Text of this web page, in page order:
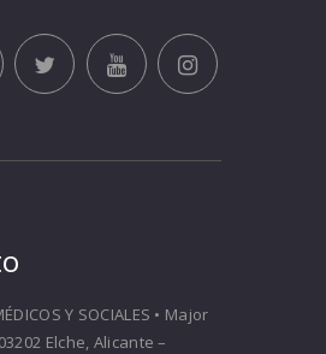
Y SOCIALES • Major
Elche, Alicante –